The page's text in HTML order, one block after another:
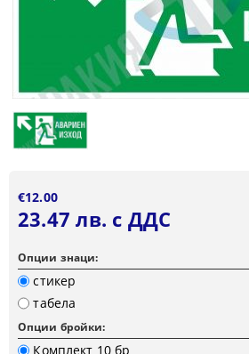
€12.00
23.47 лв. с ДДС
Опции знаци:
стикер
табела
Опции бройки:
Комплект 10 бр